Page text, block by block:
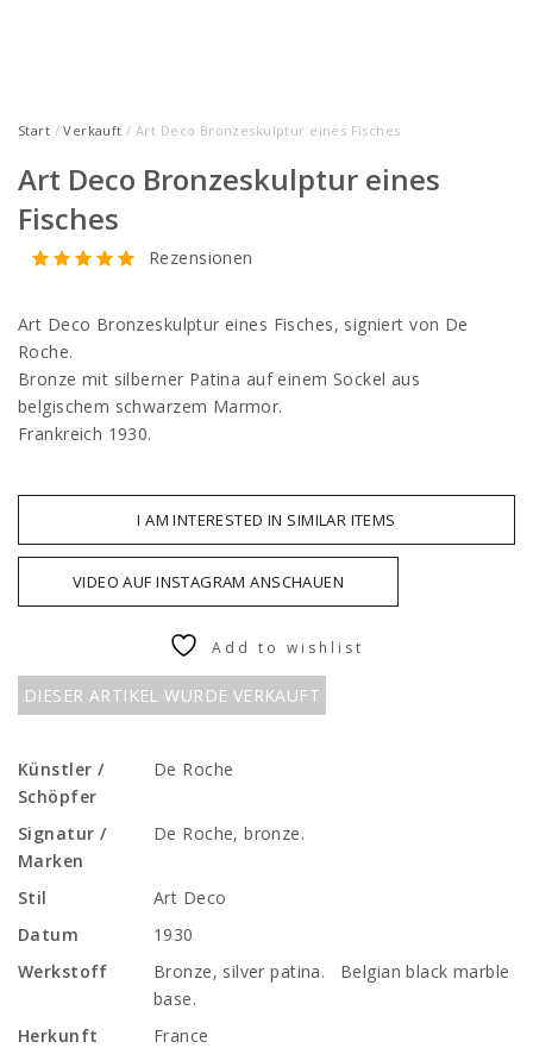
Start /Verkauft / Art Deco Bronzeskulptur eines Fisches
Art Deco Bronzeskulptur eines
Fisches
Rezensionen
Art Deco Bronzeskulptur eines Fisches, signiert von De
Roche.
Bronze mit silberner Patina auf einem Sockel aus
belgischem schwarzem Marmor.
Frankreich 1930.
I AM INTERESTED IN SIMILAR ITEMS
DIESER ARTIKEL WURDE VERKAUFT
VIDEO AUF INSTAGRAM ANSCHAUEN
Add to wishlist
Künstler /
Schöpfer
De Roche
Signatur /
Marken
De Roche, bronze.
Stil
Art Deco
Datum
1930
Werkstoff
Bronze, silver patina. Belgian black marble
base.
Herkunft
France